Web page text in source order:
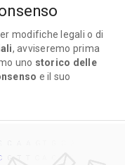
modifiche legali o di
, avviseremo prima
uno storico delle
e il suo